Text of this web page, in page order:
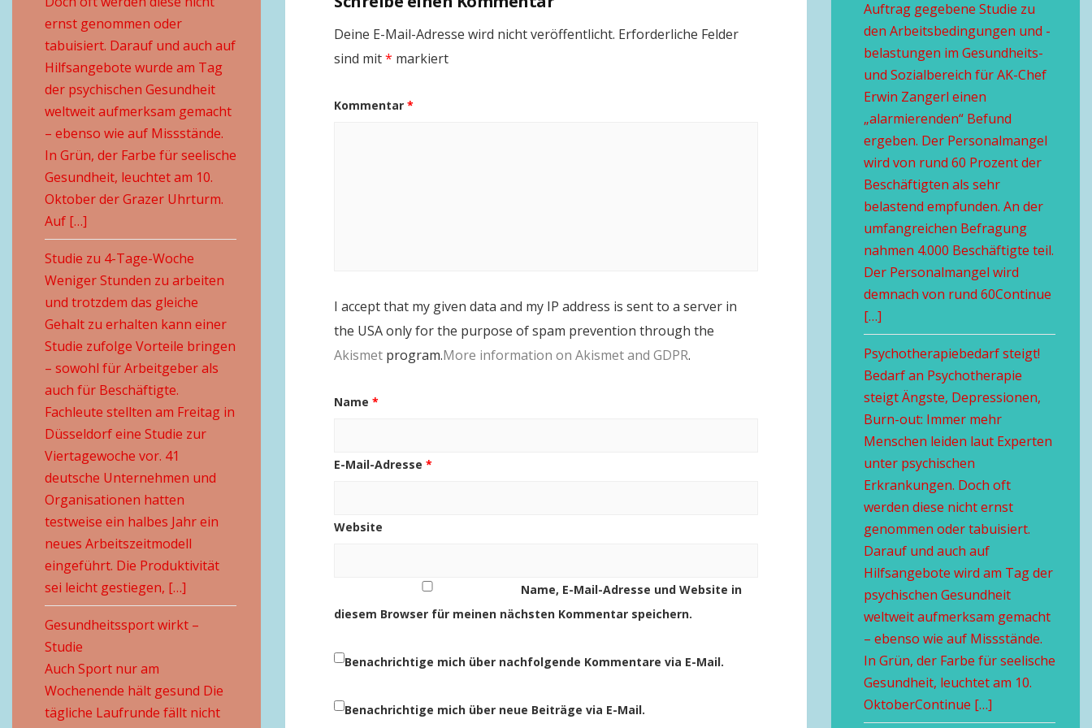
ernst genommen oder
tabuisiert. Darauf und auch auf
Hilfsangebote wurde am Tag
der psychischen Gesundheit
weltweit aufmerksam gemacht
– ebenso wie auf Missstände.
In Grün, der Farbe für seelische
Gesundheit, leuchtet am 10.
Oktober der Grazer Uhrturm.
Auf […]
Studie zu 4-Tage-Woche
Weniger Stunden zu arbeiten
und trotzdem das gleiche
Gehalt zu erhalten kann einer
Studie zufolge Vorteile bringen
– sowohl für Arbeitgeber als
auch für Beschäftigte.
Fachleute stellten am Freitag in
Düsseldorf eine Studie zur
Viertagewoche vor. 41
deutsche Unternehmen und
Organisationen hatten
testweise ein halbes Jahr ein
neues Arbeitszeitmodell
eingeführt. Die Produktivität
sei leicht gestiegen, […]
Gesundheitssport wirkt –
Studie
Auch Sport nur am
Wochenende hält gesund Die
tägliche Laufrunde fällt nicht
Deine E-Mail-Adresse wird nicht veröffentlicht. Erforderliche Felder
sind mit* markiert
Kommentar *
I accept that my given data and my IP address is sent to a server in
the USA only for the purpose of spam prevention through the
Akismet program.More information on Akismet and GDPR.
Name *
E-Mail-Adresse *
Website
Name, E-Mail-Adresse und Website in
diesem Browser für meinen nächsten Kommentar speichern.
Benachrichtige mich über nachfolgende Kommentare via E-Mail.
Benachrichtige mich über neue Beiträge via E-Mail.
Auftrag gegebene Studie zu
den Arbeitsbedingungen und -
belastungen im Gesundheits-
und Sozialbereich für AK-Chef
Erwin Zangerl einen
„alarmierenden“ Befund
ergeben. Der Personalmangel
wird von rund 60 Prozent der
Beschäftigten als sehr
belastend empfunden. An der
umfangreichen Befragung
nahmen 4.000 Beschäftigte teil.
Der Personalmangel wird
demnach von rund 60Continue
[…]
Psychotherapiebedarf steigt!
Bedarf an Psychotherapie
steigt Ängste, Depressionen,
Burn-out: Immer mehr
Menschen leiden laut Experten
unter psychischen
Erkrankungen. Doch oft
werden diese nicht ernst
genommen oder tabuisiert.
Darauf und auch auf
Hilfsangebote wird am Tag der
psychischen Gesundheit
weltweit aufmerksam gemacht
– ebenso wie auf Missstände.
In Grün, der Farbe für seelische
Gesundheit, leuchtet am 10.
OktoberContinue […]